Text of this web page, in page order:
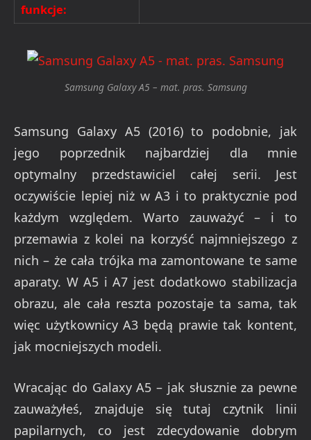
funkcje:
Samsung Galaxy A5 – mat. pras. Samsung
Samsung Galaxy A5 (2016) to podobnie, jak
jego poprzednik najbardziej dla mnie
optymalny przedstawiciel całej serii. Jest
oczywiście lepiej niż w A3 i to praktycznie pod
każdym względem. Warto zauważyć – i to
przemawia z kolei na korzyść najmniejszego z
nich – że cała trójka ma zamontowane te same
aparaty. W A5 i A7 jest dodatkowo stabilizacja
obrazu, ale cała reszta pozostaje ta sama, tak
więc użytkownicy A3 będą prawie tak kontent,
jak mocniejszych modeli.
Wracając do Galaxy A5 – jak słusznie za pewne
zauważyłeś, znajduje się tutaj czytnik linii
papilarnych, co jest zdecydowanie dobrym